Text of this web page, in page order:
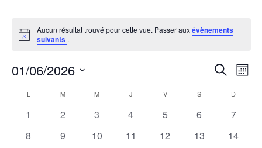
Notice
Aucun résultat trouvé pour cette vue. Passer auxévènements
suivants .
de
Mois
01/06/2026
date.
Calendrier
de
Évènements
LLUNDI MMARDI M MERCREDI
J VVENDREDIS D
0
1
0
2
0
3
0
4
0
5
0
6
0
7
0
8
0
9
0
10
0
11
0
12
0
13
0
14